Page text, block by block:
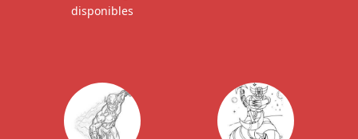
disponibles